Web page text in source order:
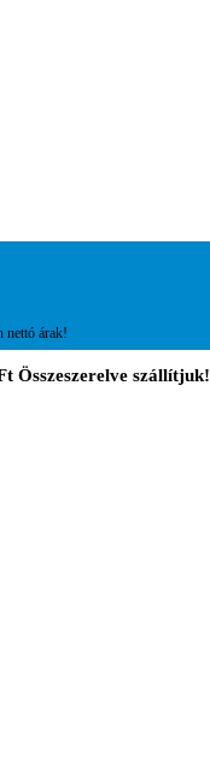
nettó árak!
Összeszerelve szállítjuk!